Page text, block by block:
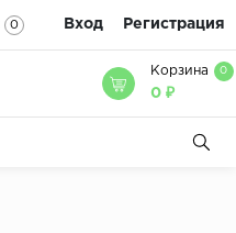
0 Вход Регистрация
Корзина 0
0 ₽